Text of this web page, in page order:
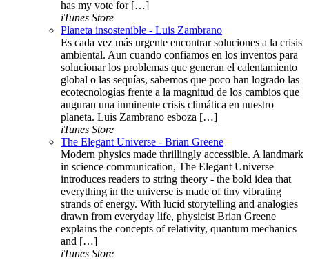
has my vote for […]
iTunes Store
Planeta insostenible - Luis Zambrano
Es cada vez más urgente encontrar soluciones a la crisis
ambiental. Aun cuando confiamos en los inventos para
solucionar los problemas que generan el calentamiento
global o las sequías, sabemos que poco han logrado las
ecotecnologías frente a la magnitud de los cambios que
auguran una inminente crisis climática en nuestro
planeta. Luis Zambrano esboza […]
iTunes Store
The Elegant Universe - Brian Greene
Modern physics made thrillingly accessible. A landmark
in science communication, The Elegant Universe
introduces readers to string theory - the bold idea that
everything in the universe is made of tiny vibrating
strands of energy. With lucid storytelling and analogies
drawn from everyday life, physicist Brian Greene
explains the concepts of relativity, quantum mechanics
and […]
iTunes Store